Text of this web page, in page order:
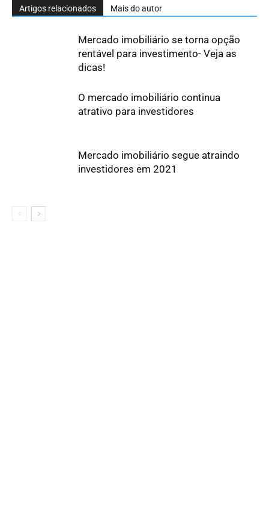
Artigos relacionados Mais do autor
Mercado imobiliário se torna opção
rentável para investimento- Veja as
dicas!
O mercado imobiliário continua
atrativo para investidores
Mercado imobiliário segue atraindo
investidores em 2021